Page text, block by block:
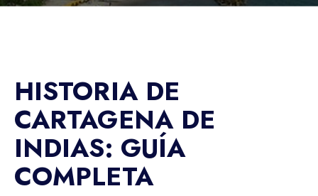
HISTORIA DE
CARTAGENA DE
INDIAS: GUÍA
COMPLETA